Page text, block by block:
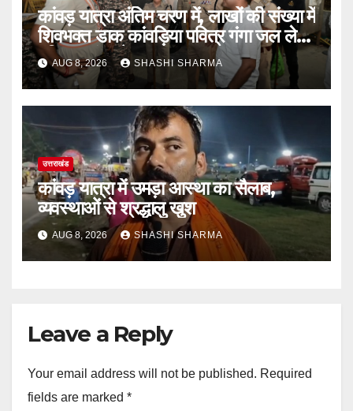
कांवड़ यात्रा अंतिम चरण में, लाखों की संख्या में
शिवभक्त डाक कांवड़िया पवित्र गंगा जल लेने
हरिद्वार पहुंच रहे
AUG 8, 2026 SHASHI SHARMA
उत्तराखंड
कांवड़ यात्रा में उमड़ा आस्था का सैलाब,
व्यवस्थाओं से श्रद्धालु खुश
AUG 8, 2026 SHASHI SHARMA
Leave a Reply
Your email address will not be published. Required
fields are marked *